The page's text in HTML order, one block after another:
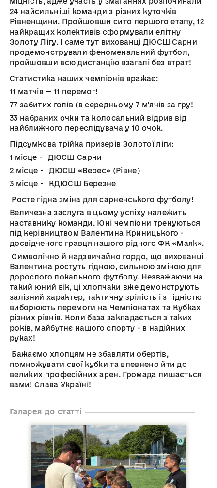
24 найсильніші команди з різних куточків
Рівненщини. Пройшовши сито першого етапу, 12
найкращих колективів сформували елітну
Золоту Лігу. І саме тут вихованці ДЮСШ Сарни
продемонстрували феноменальний футбол,
пройшовши всю дистанцію взагалі без втрат!
Статистика наших чемпіонів вражає:
11 матчів — 11 перемог!
77 забитих голів (в середньому 7 м'ячів за гру!
33 набраних очки та колосальний відрив від
найближчого переслідувача у 10 очок.
Підсумкова трійка призерів Золотої ліги:
1 місце - ДЮСШ Сарни
2 місце - ДЮСШ «Верес» (Рівне)
3 місце - КДЮСШ Березне
Росте гідна зміна для сарненського футболу!
Величезна заслуга в цьому успіху належить
наставнику команди. Юні чемпіони тренуються
під керівництвом Валентина Криницького -
досвідченого гравця нашого рідного ФК «Маяк».
Символічно й надзвичайно гордо, що вихованці
Валентина ростуть гідною, сильною зміною для
дорослого локального футболу. Незважаючи на
такий юний вік, ці хлопчаки вже демонструють
залізний характер, тактичну зрілість і з гідністю
виборюють перемоги на Чемпіонатах та Кубках
різних рівнів. Коли база закладається з таких
років, майбутнє нашого спорту - в надійних
руках!
Бажаємо хлопцям не збавляти обертів,
помножувати свої кубки та впевнено йти до
великих професійних арен. Громада пишається
вами! Слава Україні!
Галарея до статті